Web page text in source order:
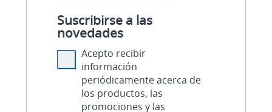
Suscribirse a las
novedades
Acepto recibir
información
periódicamente acerca de
los productos, las
promociones y las